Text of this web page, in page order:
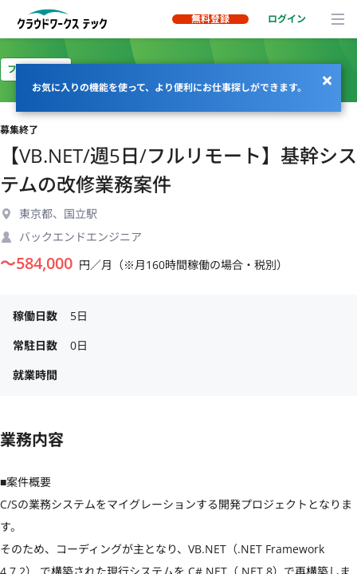
無料登録 ログイン
お気に入りの機能を使って、より便利にお仕事探しができます。
フルリモート
募集終了
【VB.NET/週5日/フルリモート】基幹シス
テムの改修業務案件
東京都、国立駅
バックエンドエンジニア
〜584,000 円／月（※月160時間稼働の場合・税別）
稼働日数
5日
常駐日数
0日
就業時間
業務内容
■案件概要
C/Sの業務システムをマイグレーションする開発プロジェクトとなりま
す。
そのため、コーディングが主となり、VB.NET（.NET Framework